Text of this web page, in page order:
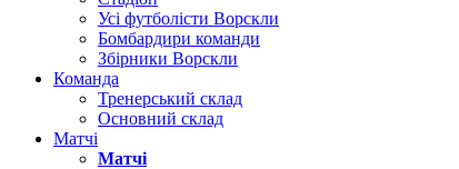
Усі футболісти Ворскли
Бомбардири команди
Збірники Ворскли
Команда
Тренерський склад
Основний склад
Матчі
Матчі